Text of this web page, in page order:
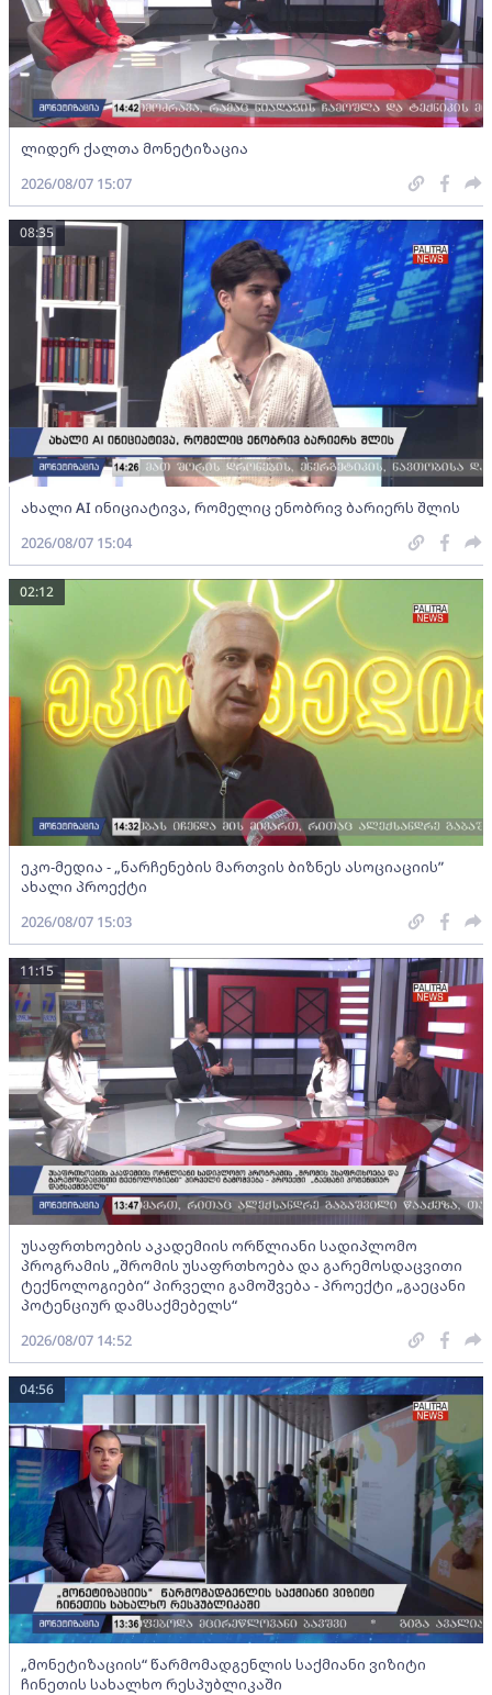
ლიდერ ქალთა მონეტიზაცია
2026/08/07 15:07
ახალი AI ინიციატივა, რომელიც ენობრივ ბარიერს შლის
08:35
2026/08/07 15:04
ეკო-მედია - „ნარჩენების მართვის ბიზნეს ასოციაციის”
ახალი პროექტი
02:12
2026/08/07 15:03
უსაფრთხოების აკადემიის ორწლიანი სადიპლომო
პროგრამის „შრომის უსაფრთხოება და გარემოსდაცვითი
ტექნოლოგიები“ პირველი გამოშვება - პროექტი „გაეცანი
პოტენციურ დამსაქმებელს“
11:15
2026/08/07 14:52
„მონეტიზაციის“ წარმომადგენლის საქმიანი ვიზიტი
ჩინეთის სახალხო რესპუბლიკაში
04:56